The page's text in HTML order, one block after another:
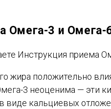
Омега-3 и
жира положительно
3 неоценима — эти
виде кальциевых